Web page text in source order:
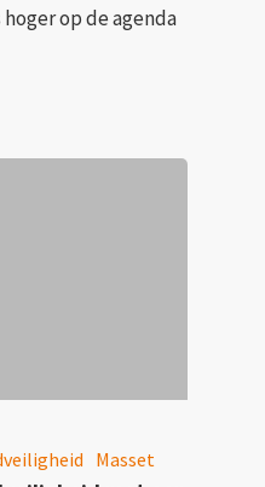
op de agenda
Masset